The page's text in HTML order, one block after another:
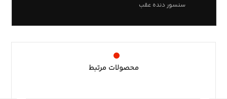
سنسور دنده عقب
محصولات مرتبط